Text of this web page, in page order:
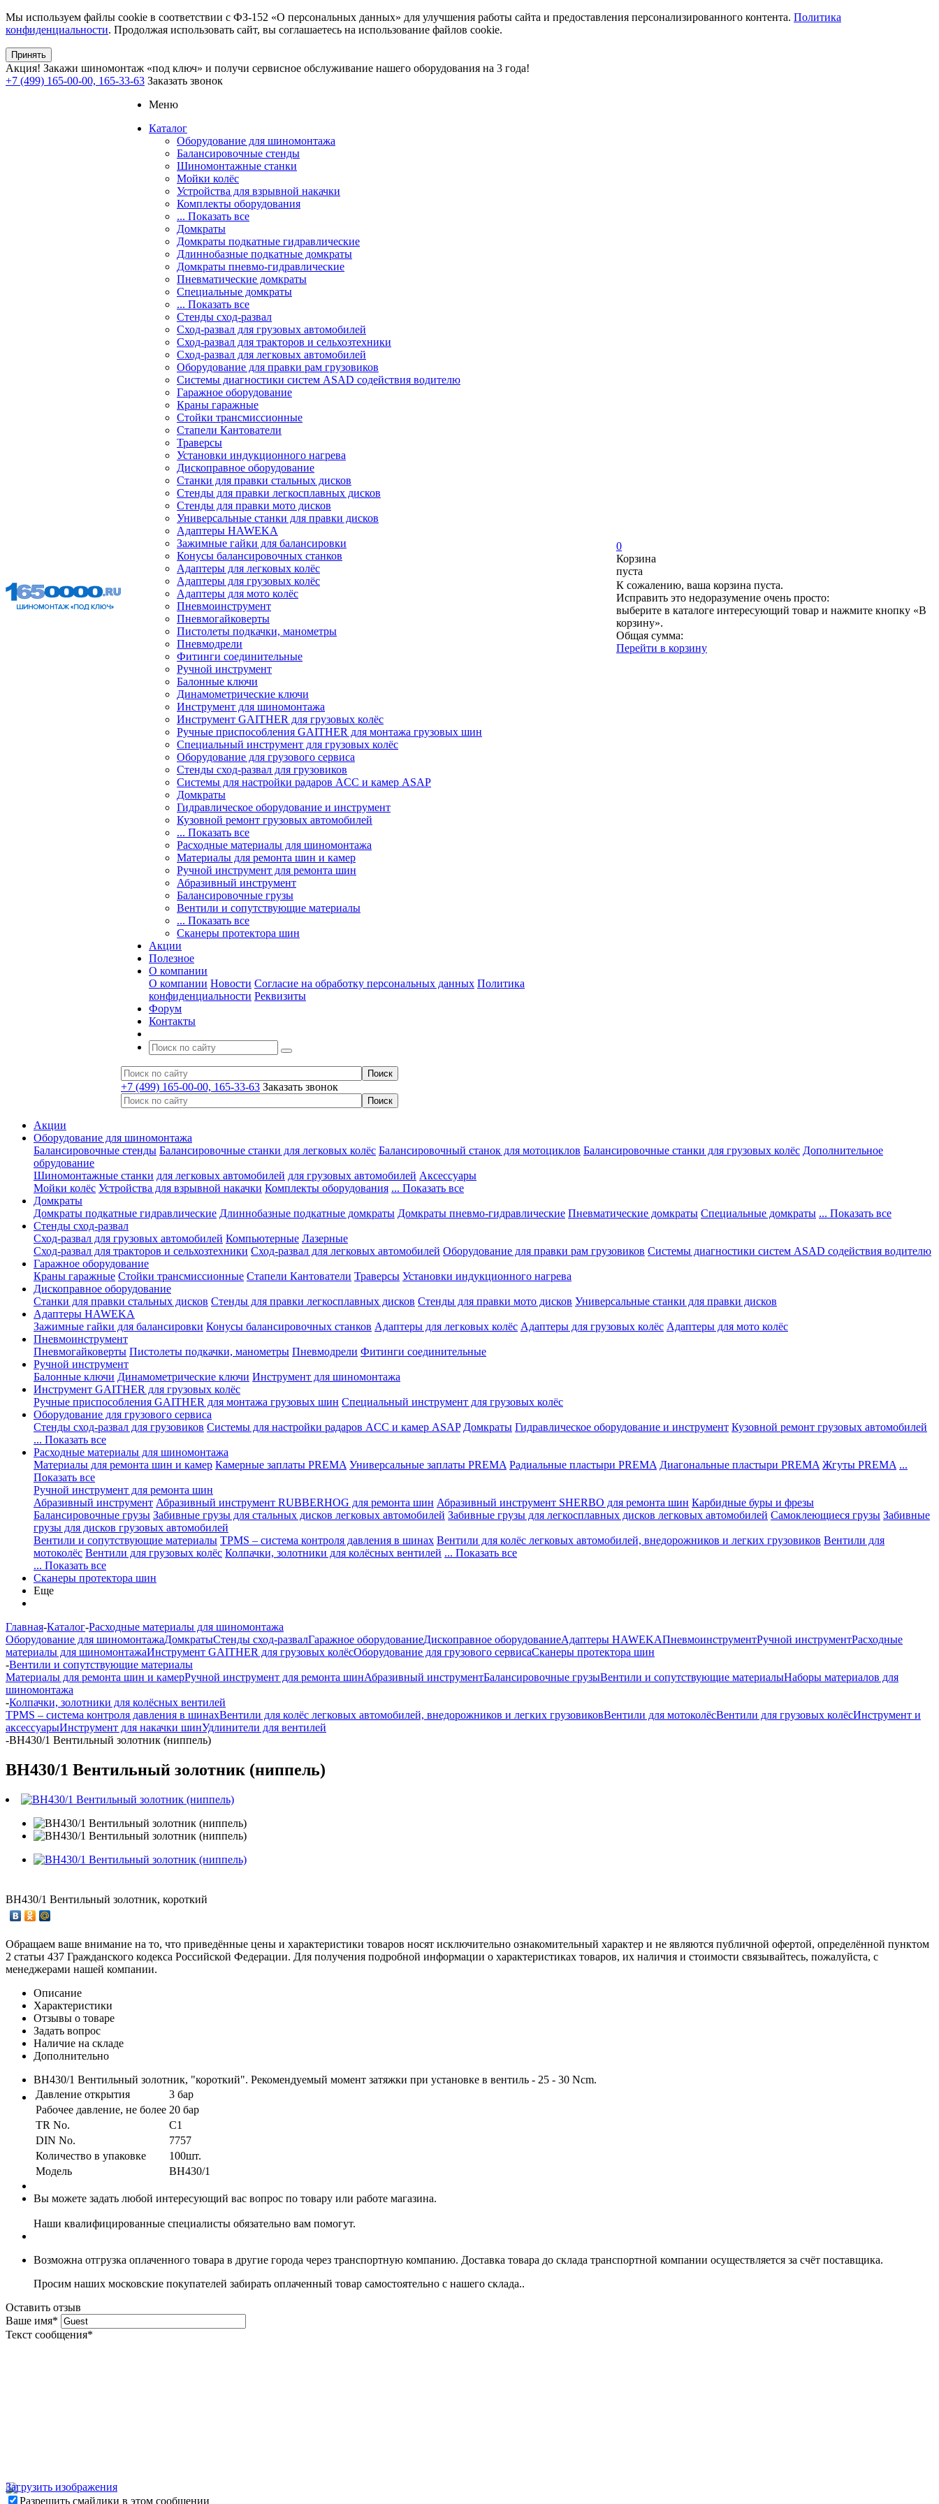
Мы используем файлы cookie в соответствии с ФЗ-152 «О персональных данных» для улучшения работы сайта и предоставления персонализированного контента. Политика
конфиденциальности. Продолжая использовать сайт, вы соглашаетесь на использование файлов cookie.
Принять
Акция! Закажи шиномонтаж «под ключ» и получи сервисное обслуживание нашего оборудования на 3 года!
+7 (499) 165-00-00, 165-33-63 Заказать звонок
Меню
Каталог
Оборудование для шиномонтажа
Балансировочные стенды
Шиномонтажные станки
Мойки колёс
Устройства для взрывной накачки
Комплекты оборудования
... Показать все
Домкраты
Домкраты подкатные гидравлические
Длиннобазные подкатные домкраты
Домкраты пневмо-гидравлические
Пневматические домкраты
Специальные домкраты
... Показать все
Стенды сход-развал
Сход-развал для грузовых автомобилей
Сход-развал для тракторов и сельхозтехники
Сход-развал для легковых автомобилей
Оборудование для правки рам грузовиков
Системы диагностики систем ASAD содействия водителю
Гаражное оборудование
Краны гаражные
Стойки трансмиссионные
Стапели Кантователи
Траверсы
Установки индукционного нагрева
Дископравное оборудование
Станки для правки стальных дисков
Стенды для правки легкосплавных дисков
Стенды для правки мото дисков
Универсальные станки для правки дисков
Адаптеры HAWEKA
Зажимные гайки для балансировки
Конусы балансировочных станков
Адаптеры для легковых колёс
Адаптеры для грузовых колёс
Адаптеры для мото колёс
Пневмоинструмент
Пневмогайковерты
Пистолеты подкачки, манометры
Пневмодрели
Фитинги соединительные
Ручной инструмент
Балонные ключи
Динамометрические ключи
Инструмент для шиномонтажа
Инструмент GAITHER для грузовых колёс
Ручные приспособления GAITHER для монтажа грузовых шин
Специальный инструмент для грузовых колёс
Оборудование для грузового сервиса
Стенды сход-развал для грузовиков
Системы для настройки радаров ACC и камер ASAP
Домкраты
Гидравлическое оборудование и инструмент
Кузовной ремонт грузовых автомобилей
... Показать все
Расходные материалы для шиномонтажа
Материалы для ремонта шин и камер
Ручной инструмент для ремонта шин
Абразивный инструмент
Балансировочные грузы
Вентили и сопутствующие материалы
... Показать все
Сканеры протектора шин
Акции
Полезное
О компании
О компании Новости Согласие на обработку персональных данных Политика
конфиденциальности Реквизиты
Форум
Контакты
+7 (499) 165-00-00, 165-33-63 Заказать звонок
0
Корзина
пуста
К сожалению, ваша корзина пуста.
Исправить это недоразумение очень просто:
выберите в каталоге интересующий товар и нажмите кнопку «В
корзину».
Общая сумма:
Перейти в корзину
Акции
Оборудование для шиномонтажа
Балансировочные стенды Балансировочные станки для легковых колёс Балансировочный станок для мотоциклов Балансировочные станки для грузовых колёс Дополнительное
обрудование
Шиномонтажные станки для легковых автомобилей для грузовых автомобилей Аксессуары
Мойки колёс Устройства для взрывной накачки Комплекты оборудования ... Показать все
Домкраты
Домкраты подкатные гидравлические Длиннобазные подкатные домкраты Домкраты пневмо-гидравлические Пневматические домкраты Специальные домкраты ... Показать все
Стенды сход-развал
Сход-развал для грузовых автомобилей Компьютерные Лазерные
Сход-развал для тракторов и сельхозтехники Сход-развал для легковых автомобилей Оборудование для правки рам грузовиков Системы диагностики систем ASAD содействия водителю
Гаражное оборудование
Краны гаражные Стойки трансмиссионные Стапели Кантователи Траверсы Установки индукционного нагрева
Дископравное оборудование
Станки для правки стальных дисков Стенды для правки легкосплавных дисков Стенды для правки мото дисков Универсальные станки для правки дисков
Адаптеры HAWEKA
Зажимные гайки для балансировки Конусы балансировочных станков Адаптеры для легковых колёс Адаптеры для грузовых колёс Адаптеры для мото колёс
Пневмоинструмент
Пневмогайковерты Пистолеты подкачки, манометры Пневмодрели Фитинги соединительные
Ручной инструмент
Балонные ключи Динамометрические ключи Инструмент для шиномонтажа
Инструмент GAITHER для грузовых колёс
Ручные приспособления GAITHER для монтажа грузовых шин Специальный инструмент для грузовых колёс
Оборудование для грузового сервиса
Стенды сход-развал для грузовиков Системы для настройки радаров ACC и камер ASAP Домкраты Гидравлическое оборудование и инструмент Кузовной ремонт грузовых автомобилей
... Показать все
Расходные материалы для шиномонтажа
Материалы для ремонта шин и камер Камерные заплаты PREMA Универсальные заплаты PREMA Радиальные пластыри PREMA Диагональные пластыри PREMA Жгуты PREMA ...
Показать все
Ручной инструмент для ремонта шин
Абразивный инструмент Абразивный инструмент RUBBERHOG для ремонта шин Абразивный инструмент SHERBO для ремонта шин Карбидные буры и фрезы
Балансировочные грузы Забивные грузы для стальных дисков легковых автомобилей Забивные грузы для легкосплавных дисков легковых автомобилей Самоклеющиеся грузы Забивные
грузы для дисков грузовых автомобилей
Вентили и сопутствующие материалы TPMS – система контроля давления в шинах Вентили для колёс легковых автомобилей, внедорожников и легких грузовиков Вентили для
мотоколёс Вентили для грузовых колёс Колпачки, золотники для колёсных вентилей ... Показать все
... Показать все
Сканеры протектора шин
Еще
Главная-Каталог-Расходные материалы для шиномонтажа
Оборудование для шиномонтажаДомкратыСтенды сход-развалГаражное оборудованиеДископравное оборудованиеАдаптеры HAWEKAПневмоинструментРучной инструментРасходные
материалы для шиномонтажаИнструмент GAITHER для грузовых колёсОборудование для грузового сервисаСканеры протектора шин
-Вентили и сопутствующие материалы
Материалы для ремонта шин и камерРучной инструмент для ремонта шинАбразивный инструментБалансировочные грузыВентили и сопутствующие материалыНаборы материалов для
шиномонтажа
-Колпачки, золотники для колёсных вентилей
TPMS – система контроля давления в шинахВентили для колёс легковых автомобилей, внедорожников и легких грузовиковВентили для мотоколёсВентили для грузовых колёсИнструмент и
аксессуарыИнструмент для накачки шинУдлинители для вентилей
-ВН430/1 Вентильный золотник (ниппель)
ВН430/1 Вентильный золотник (ниппель)
ВН430/1 Вентильный золотник, короткий
Обращаем ваше внимание на то, что приведённые цены и характеристики товаров носят исключительно ознакомительный характер и не являются публичной офертой, определённой пунктом
2 статьи 437 Гражданского кодекса Российской Федерации. Для получения подробной информации о характеристиках товаров, их наличия и стоимости связывайтесь, пожалуйста, с
менеджерами нашей компании.
Описание
Характеристики
Отзывы о товаре
Задать вопрос
Наличие на складе
Дополнительно
ВН430/1 Вентильный золотник, "короткий". Рекомендуемый момент затяжки при установке в вентиль - 25 - 30 Ncm.
Давление открытия
3 бар
Рабочее давление, не более 20 бар
TR No.
C1
DIN No.
7757
Количество в упаковке
100шт.
Модель
ВН430/1
Вы можете задать любой интересующий вас вопрос по товару или работе магазина.
Наши квалифицированные специалисты обязательно вам помогут.
Возможна отгрузка оплаченного товара в другие города через транспортную компанию. Доставка товара до склада транспортной компании осуществляется за счёт поставщика.
Просим наших московские покупателей забирать оплаченный товар самостоятельно с нашего склада..
Оставить отзыв
Ваше имя*
Текст сообщения*
Загрузить изображения
Разрешить смайлики в этом сообщении